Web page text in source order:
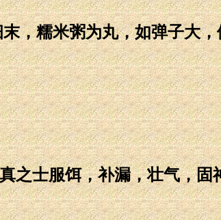
糯米粥为丸，如弹子大，
士服饵，补漏，壮气，固